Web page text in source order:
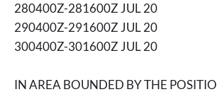
280400Z-281600Z JUL 20
290400Z-291600Z JUL 20
300400Z-301600Z JUL 20
IN AREA BOUNDED BY THE